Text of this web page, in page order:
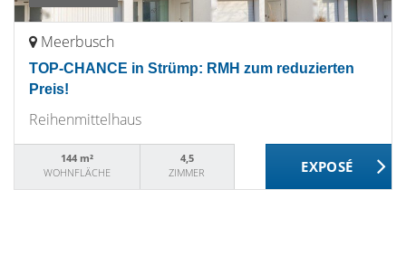
Meerbusch
TOP-CHANCE in Strümp: RMH zum reduzierten
Preis!
Reihenmittelhaus
144 m²
WOHNFLÄCHE
4,5
ZIMMER